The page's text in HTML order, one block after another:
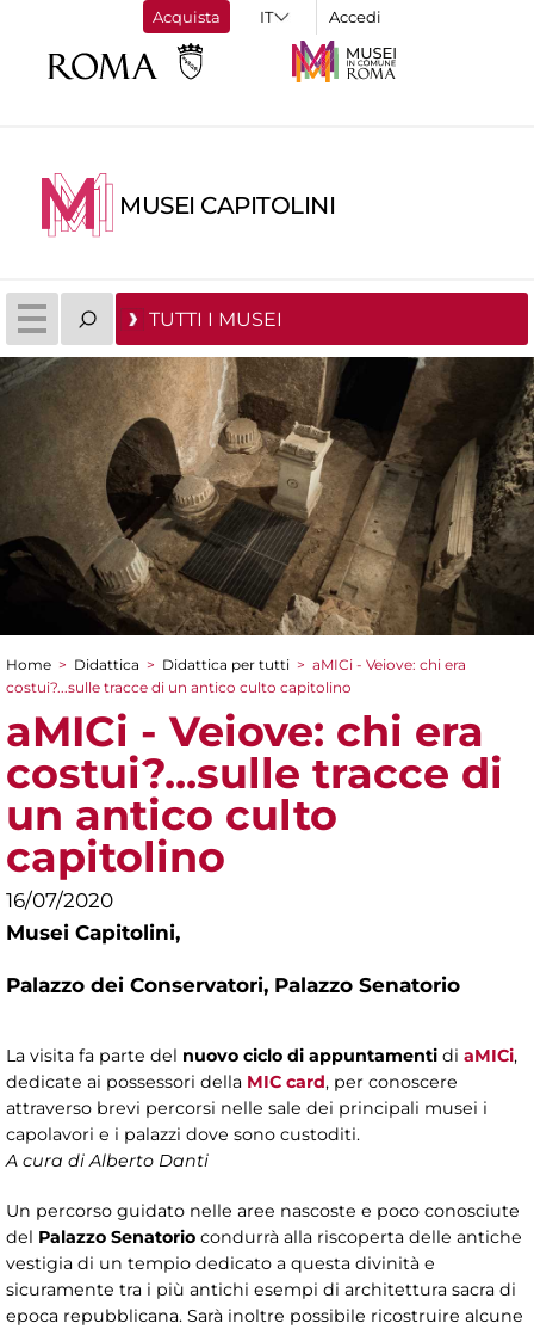
Acquista Accedi
MUSEI CAPITOLINI
TUTTI I MUSEI
Tu sei qui
Home > Didattica > Didattica per tutti > aMICi - Veiove: chi era
costui?...sulle tracce di un antico culto capitolino
aMICi - Veiove: chi era
costui?...sulle tracce di
un antico culto
capitolino
16/07/2020
Musei Capitolini,
Palazzo dei Conservatori, Palazzo Senatorio
La visita fa parte del nuovo ciclo di appuntamenti di aMICi,
dedicate ai possessori della MIC card, per conoscere
attraverso brevi percorsi nelle sale dei principali musei i
capolavori e i palazzi dove sono custoditi.
A cura di Alberto Danti
Un percorso guidato nelle aree nascoste e poco conosciute
del Palazzo Senatorio condurrà alla riscoperta delle antiche
vestigia di un tempio dedicato a questa divinità e
sicuramente tra i più antichi esempi di architettura sacra di
epoca repubblicana. Sarà inoltre possibile ricostruire alcune